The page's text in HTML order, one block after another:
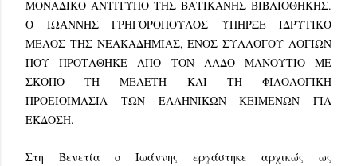
ΜΟΝΑΔΙΚΟ ΑΝΤΙΤΥΠΟ ΤΗΣ ΒΑΤΙΚΑΝΗΣ ΒΙΒΛΙΟΘΗΚΗΣ.
Ο ΙΩΑΝΝΗΣ ΓΡΗΓΟΡΟΠΟΥΛΟΣ ΥΠΗΡΞΕ ΙΔΡΥΤΙΚΟ
ΜΕΛΟΣ ΤΗΣ ΝΕΑΚΑΔΗΜΙΑΣ, ΕΝΟΣ ΣΥΛΛΟΓΟΥ ΛΟΓΙΩΝ
ΠΟΥ ΠΡΟΤΑΘΗΚΕ ΑΠΟ ΤΟΝ ΑΛΔΟ ΜΑΝΟΥΤΙΟ ΜΕ
ΣΚΟΠΟ ΤΗ ΜΕΛΕΤΗ ΚΑΙ ΤΗ ΦΙΛΟΛΟΓΙΚΗ
ΠΡΟΕΙΟΙΜΑΣΙΑ ΤΩΝ ΕΛΛΗΝΙΚΩΝ ΚΕΙΜΕΝΩΝ ΓΙΑ
ΕΚΔΟΣΗ.
Στη Βενετία ο Ιωάννης εργάστηκε αρχικώς ως